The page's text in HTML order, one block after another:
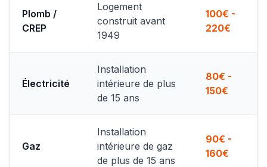
Plomb /
CREP
Logement
construit avant
1949
100€ -
220€
Électricité
Installation
intérieure de plus
de 15 ans
80€ -
150€
Gaz
Installation
intérieure de gaz
de plus de 15 ans
90€ -
160€